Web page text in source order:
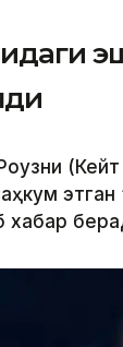
этган
хабар